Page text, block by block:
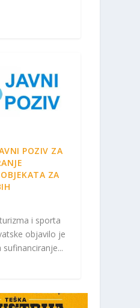
POZIV ZA
ZA
i sporta
objavilo je
sufinanciranje...